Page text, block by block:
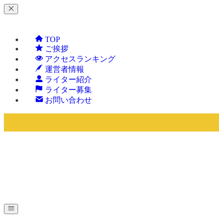
TOP
ご挨拶
アクセスランキング
運営者情報
ライター紹介
ライター募集
お問い合わせ